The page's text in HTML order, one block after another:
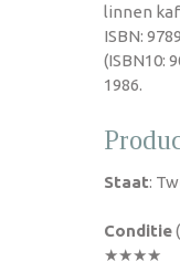
linnen
ISBN:
(ISBN10:
1986.
Staat:
Conditie
★★★★